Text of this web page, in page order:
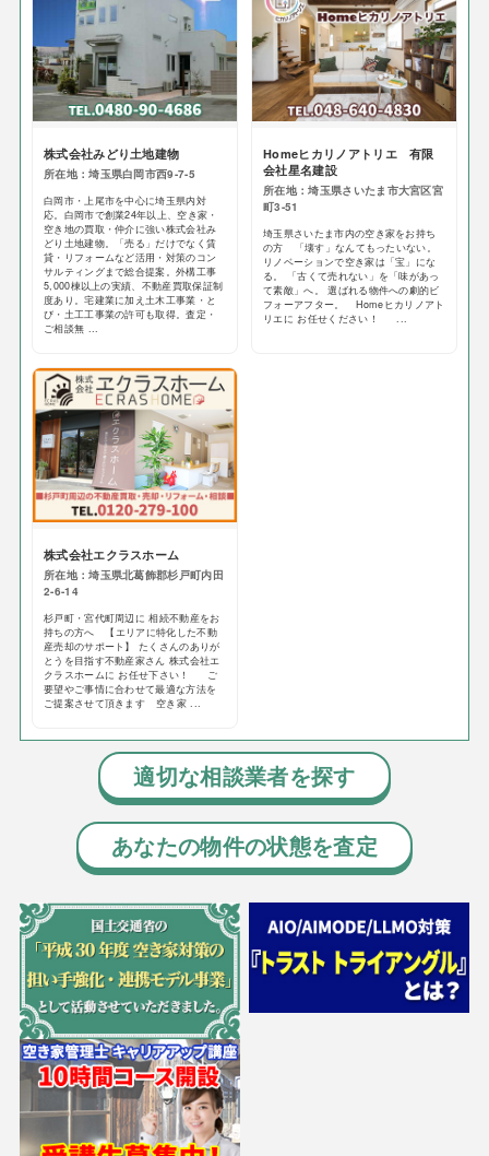
株式会社みどり土地建物
所在地：埼玉県白岡市西9-7-5
白岡市・上尾市を中心に埼玉県内対
応。白岡市で創業24年以上、空き家・
空き地の買取・仲介に強い株式会社み
どり土地建物。「売る」だけでなく賃
貸・リフォームなど活用・対策のコン
サルティングまで総合提案。外構工事
5,000棟以上の実績、不動産買取保証制
度あり。宅建業に加え土木工事業・と
び・土工工事業の許可も取得。査定・
ご相談無 ...
Homeヒカリノアトリエ 有限
会社星名建設
所在地：埼玉県さいたま市大宮区宮
町3-51
埼玉県さいたま市内の空き家をお持ち
の方 「壊す」なんてもったいない。
リノベーションで空き家は「宝」にな
る。 「古くて売れない」を「味があっ
て素敵」へ。 選ばれる物件への劇的ビ
フォーアフター。 Homeヒカリノアト
リエに お任せください！ ...
株式会社エクラスホーム
所在地：埼玉県北葛飾郡杉戸町内田
2-6-14
杉戸町・宮代町周辺に 相続不動産をお
持ちの方へ 【エリアに特化した不動
産売却のサポート】 たくさんのありが
とうを目指す不動産家さん 株式会社エ
クラスホームに お任せ下さい！ ご
要望やご事情に合わせて最適な方法を
ご提案させて頂きます 空き家 ...
適切な相談業者を探す
あなたの物件の状態を査定